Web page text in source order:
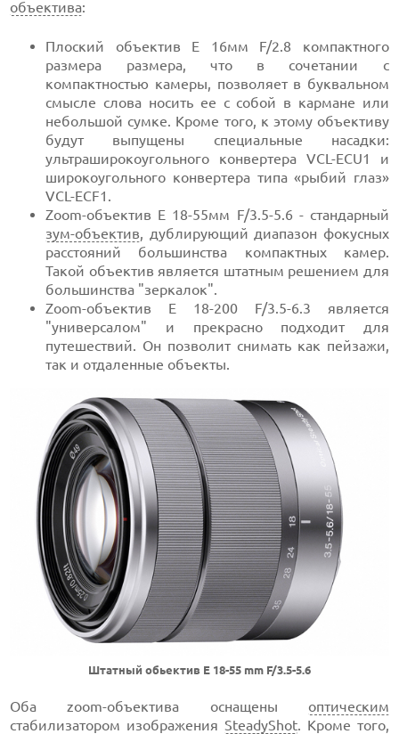
объектива:
Плоский объектив E 16мм F/2.8 компактного
размера размера, что в сочетании с
компактностью камеры, позволяет в буквальном
смысле слова носить ее с собой в кармане или
небольшой сумке. Кроме того, к этому объективу
будут выпущены специальные насадки:
ультраширокоугольного конвертера VCL-ECU1 и
широкоугольного конвертера типа «рыбий глаз»
VCL-ECF1.
Zoom-объектив E 18-55мм F/3.5-5.6 - стандарный
зум-объектив, дублирующий диапазон фокусных
расстояний большинства компактных камер.
Такой объектив является штатным решением для
большинства "зеркалок".
Zoom-объектив E 18-200 F/3.5-6.3 является
"универсалом" и прекрасно подходит для
путешествий. Он позволит снимать как пейзажи,
так и отдаленные объекты.
Штатный обьектив E 18-55 mm F/3.5-5.6
Оба zoom-объектива оснащены оптическим
стабилизатором изображения SteadyShot. Кроме того,